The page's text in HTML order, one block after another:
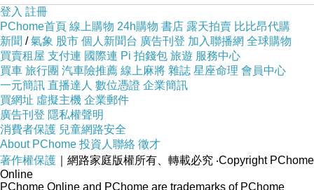
生食料理區後面工具刀不少把！原來日本料理會
用到這麼多把刀？！
登入 註冊
PChome首頁 線上購物 24h購物 書店 露天拍賣 比比昂代購
新聞 /氣象 股市 個人新聞台 廣告刊登 加入聯播網 全球購物
買賣租屋 支付連 國際連 Pi 拍錢包 旅遊 服務中心
買車 旅行團 汽車險推薦 線上麻將 雜誌 星座命理 會員中心
一元簡訊 直播達人 數位憑證 企業簡訊
買網址 虛擬主機 企業郵件
廣告刊登 隱私權聲明
消費者保護 兒童網路安全
About PChome 投資人聯絡 徵才
著作權保護 ｜網路家庭版權所有、轉載必究 ‧Copyright PChome
Online
PChome Online and PChome are trademarks of PChome